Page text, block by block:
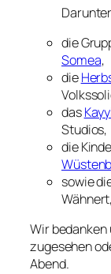
Darunter
die
Somea,
die
das
Studios,
die
sowie
Wir bedanken
zugesehen
Abend.